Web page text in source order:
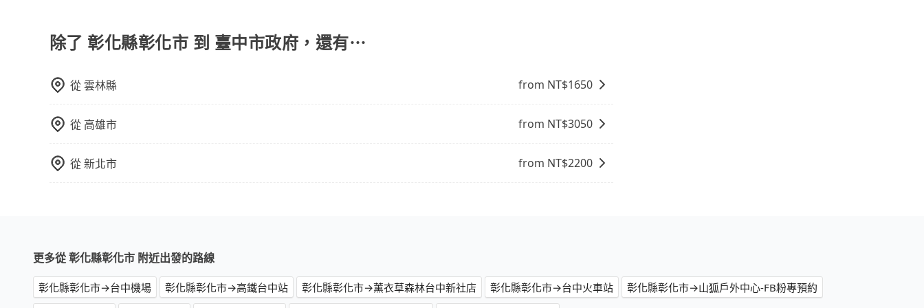
型巴士或大型遊覽車。非法改裝的車輛，不僅與車輛行照不符，連司機的駕照都會不符。在路上被警察盤查請下
車終止行程事小，如果發生意外，保險公司可不予賠償就事大了。千萬別為了省小錢而把朋友親人的安全給賭
比較方便。但也有例外，比方說有些山區或路段是禁止大客車通行的，建議在預定時最好先與車行或平台確認。
除了 彰化縣彰化市 到 臺中市政府，還有⋯
從雲林縣 from NT$1650
從 高雄市 from NT$3050
從新北市 from NT$2200
更多從 彰化縣彰化市 附近出發的路線
彰化縣彰化市→台中機場 彰化縣彰化市→高鐵台中站 彰化縣彰化市→薰衣草森林台中新社店 彰化縣彰化市→台中火車站
彰化縣彰化市→山狐戶外中心-FB粉專預約